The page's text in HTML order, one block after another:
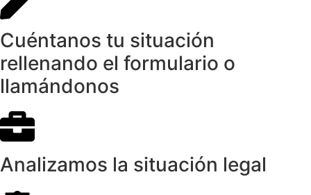
Cuéntanos tu situación
rellenando el formulario o
llamándonos
Analizamos la situación legal